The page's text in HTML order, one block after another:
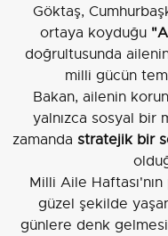
Göktaş,
ortaya koyduğu
doğrultusunda
milli gücün
Bakan, ailenin
yalnızca sosyal bir
zamanda stratejik bir
Milli Aile
güzel şekilde
günlere denk